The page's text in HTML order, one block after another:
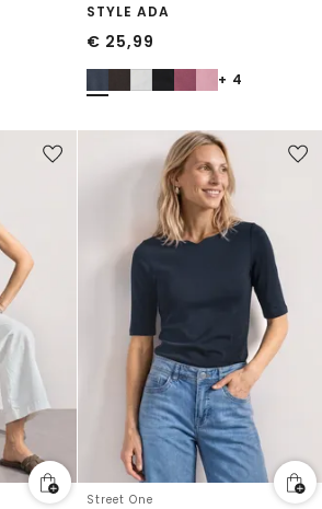
STYLE ADA
€ 25,99
+ 4
Street One